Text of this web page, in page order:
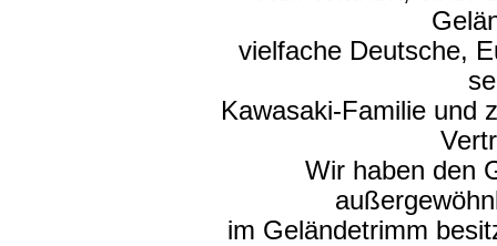
vielfache Deutsche,
Kawasaki-Familie und
Wir haben den
im Geländetrimm